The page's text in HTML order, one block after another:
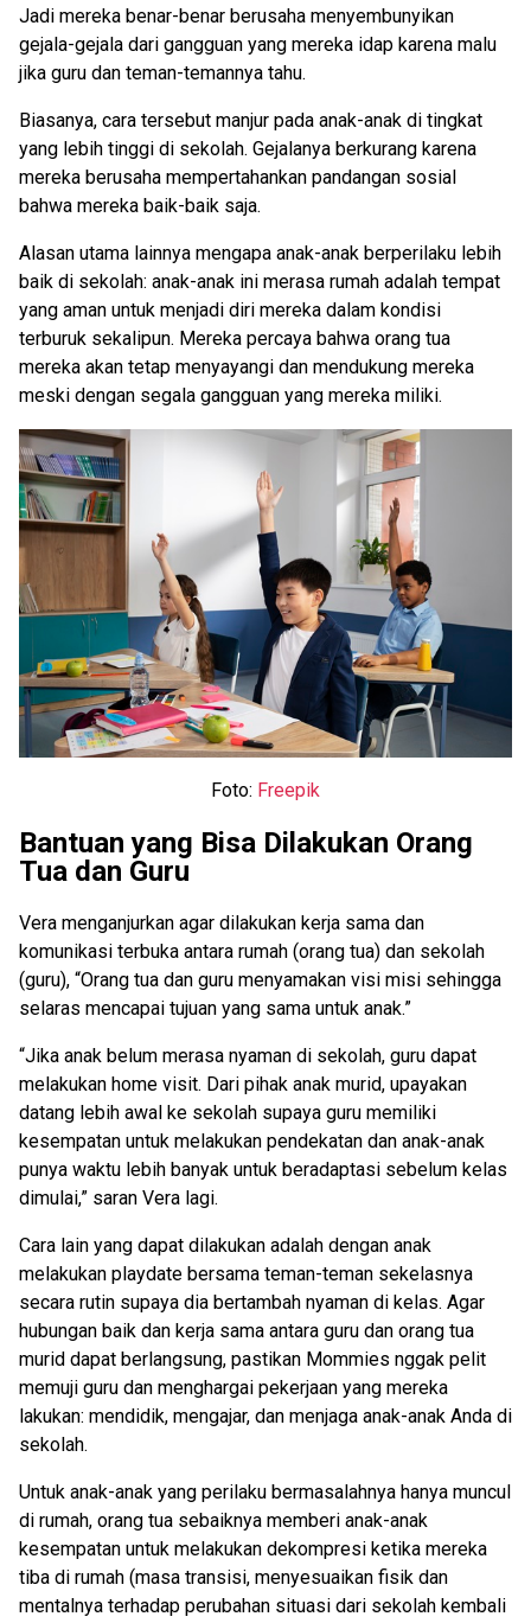
Jadi mereka benar-benar berusaha menyembunyikan
gejala-gejala dari gangguan yang mereka idap karena malu
jika guru dan teman-temannya tahu.
Biasanya, cara tersebut manjur pada anak-anak di tingkat
yang lebih tinggi di sekolah. Gejalanya berkurang karena
mereka berusaha mempertahankan pandangan sosial
bahwa mereka baik-baik saja.
Alasan utama lainnya mengapa anak-anak berperilaku lebih
baik di sekolah: anak-anak ini merasa rumah adalah tempat
yang aman untuk menjadi diri mereka dalam kondisi
terburuk sekalipun. Mereka percaya bahwa orang tua
mereka akan tetap menyayangi dan mendukung mereka
meski dengan segala gangguan yang mereka miliki.
Foto: Freepik
Bantuan yang Bisa Dilakukan Orang
Tua dan Guru
Vera menganjurkan agar dilakukan kerja sama dan
komunikasi terbuka antara rumah (orang tua) dan sekolah
(guru), “Orang tua dan guru menyamakan visi misi sehingga
selaras mencapai tujuan yang sama untuk anak.”
“Jika anak belum merasa nyaman di sekolah, guru dapat
melakukan home visit. Dari pihak anak murid, upayakan
datang lebih awal ke sekolah supaya guru memiliki
kesempatan untuk melakukan pendekatan dan anak-anak
punya waktu lebih banyak untuk beradaptasi sebelum kelas
dimulai,” saran Vera lagi.
Cara lain yang dapat dilakukan adalah dengan anak
melakukan playdate bersama teman-teman sekelasnya
secara rutin supaya dia bertambah nyaman di kelas. Agar
hubungan baik dan kerja sama antara guru dan orang tua
murid dapat berlangsung, pastikan Mommies nggak pelit
memuji guru dan menghargai pekerjaan yang mereka
lakukan: mendidik, mengajar, dan menjaga anak-anak Anda di
sekolah.
Untuk anak-anak yang perilaku bermasalahnya hanya muncul
di rumah, orang tua sebaiknya memberi anak-anak
kesempatan untuk melakukan dekompresi ketika mereka
tiba di rumah (masa transisi, menyesuaikan fisik dan
mentalnya terhadap perubahan situasi dari sekolah kembali